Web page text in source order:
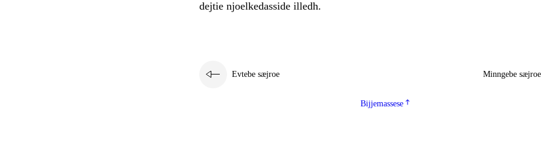
dejtie njoelkedasside illedh.
Evtebe sæjroe Minngebe sæjroe
Bijjemassese